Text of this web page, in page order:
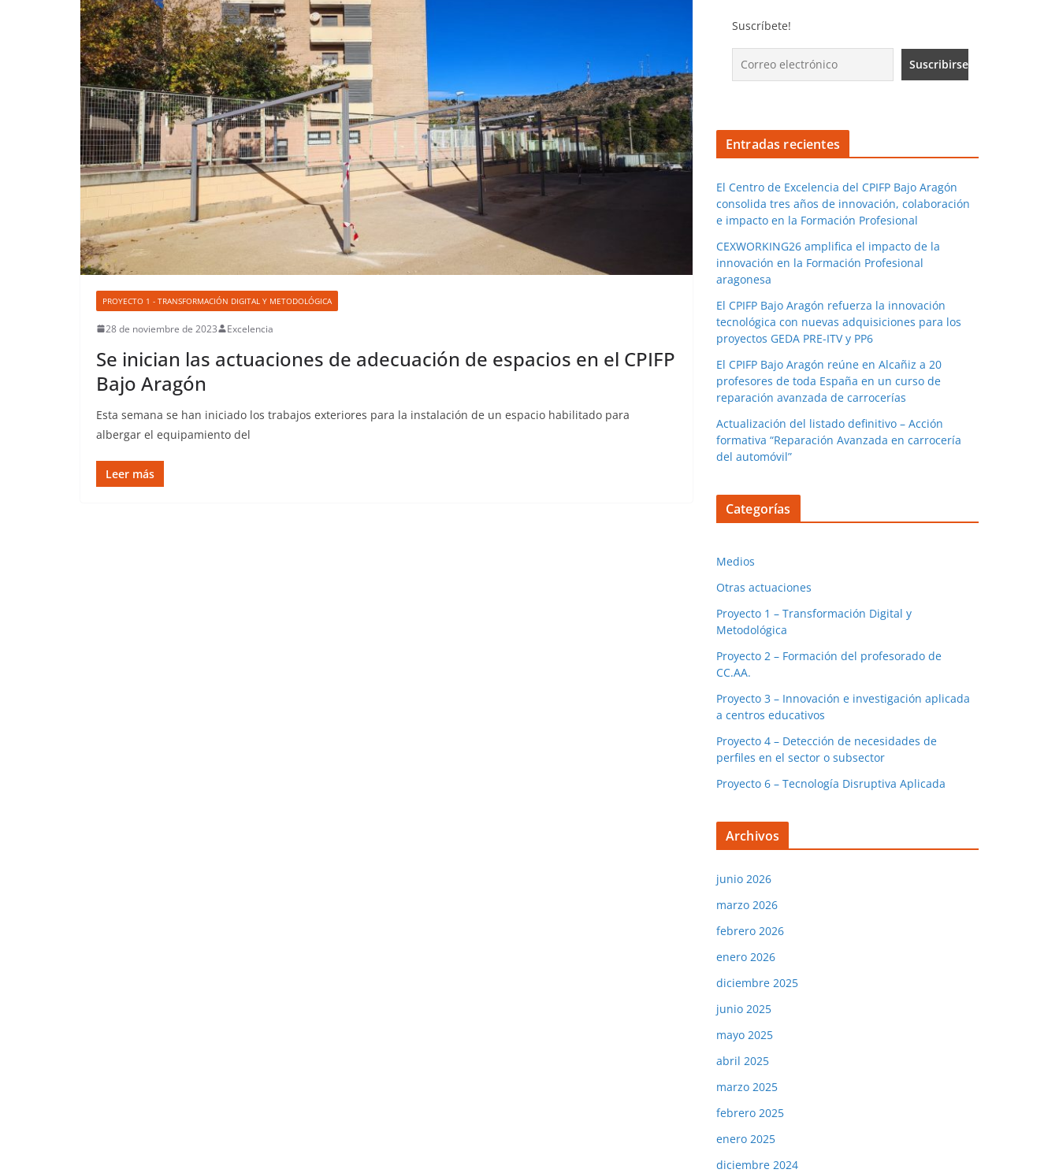
PROYECTO 1 - TRANSFORMACIÓN DIGITAL Y METODOLÓGICA
28 de noviembre de 2023 Excelencia
Se inician las actuaciones de adecuación de espacios en el CPIFP
Bajo Aragón
Esta semana se han iniciado los trabajos exteriores para la instalación de un espacio habilitado para
albergar el equipamiento del
Leer más
Suscríbete!
Entradas recientes
El Centro de Excelencia del CPIFP Bajo Aragón
consolida tres años de innovación, colaboración
e impacto en la Formación Profesional
CEXWORKING26 amplifica el impacto de la
innovación en la Formación Profesional
aragonesa
El CPIFP Bajo Aragón refuerza la innovación
tecnológica con nuevas adquisiciones para los
proyectos GEDA PRE-ITV y PP6
El CPIFP Bajo Aragón reúne en Alcañiz a 20
profesores de toda España en un curso de
reparación avanzada de carrocerías
Actualización del listado definitivo – Acción
formativa “Reparación Avanzada en carrocería
del automóvil”
Categorías
Medios
Otras actuaciones
Proyecto 1 – Transformación Digital y
Metodológica
Proyecto 2 – Formación del profesorado de
CC.AA.
Proyecto 3 – Innovación e investigación aplicada
a centros educativos
Proyecto 4 – Detección de necesidades de
perfiles en el sector o subsector
Proyecto 6 – Tecnología Disruptiva Aplicada
Archivos
junio 2026
marzo 2026
febrero 2026
enero 2026
diciembre 2025
junio 2025
mayo 2025
abril 2025
marzo 2025
febrero 2025
enero 2025
diciembre 2024